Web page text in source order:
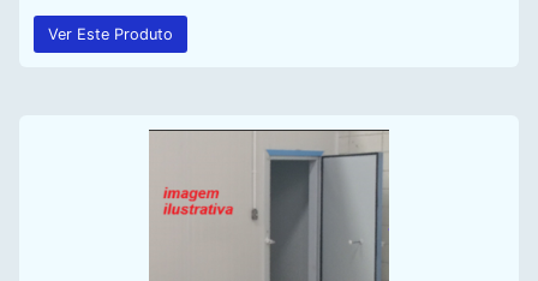
Ver Este Produto